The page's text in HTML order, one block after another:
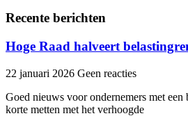
Recente berichten
Hoge Raad halveert
22 januari 2026 Geen reacties
Goed nieuws voor ondernemers met
korte metten met het verhoogde